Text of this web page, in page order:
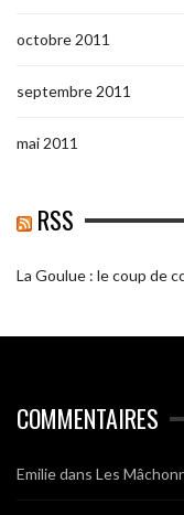
octobre 2011
septembre 2011
mai 2011
RSS
La Goulue : le coup de
COMMENTAIRES
Emiliedans Les